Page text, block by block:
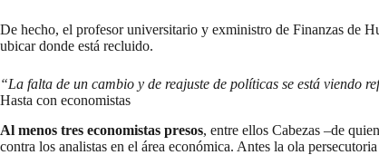
De hecho, el profesor universitario y exministro de Finanzas de
ubicar donde está recluido.
“La falta de un cambio y de reajuste de políticas se está viendo
Hasta con economistas
Al menos tres economistas presos, entre ellos Cabezas –de
contra los analistas en el área económica. Antes la ola